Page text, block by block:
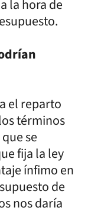
la hora de
el reparto
términos
se
fija la ley
ínfimo en
de
nos daría